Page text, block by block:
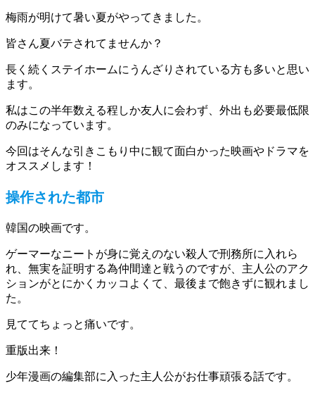
梅雨が明けて暑い夏がやってきました。
皆さん夏バテされてませんか？
長く続くステイホームにうんざりされている方も多いと思い
ます。
私はこの半年数える程しか友人に会わず、外出も必要最低限
のみになっています。
今回はそんな引きこもり中に観て面白かった映画やドラマを
オススメします！
操作された都市
韓国の映画です。
ゲーマーなニートが身に覚えのない殺人で刑務所に入れら
れ、無実を証明する為仲間達と戦うのですが、主人公のアク
ションがとにかくカッコよくて、最後まで飽きずに観れまし
た。
見ててちょっと痛いです。
重版出来！
少年漫画の編集部に入った主人公がお仕事頑張る話です。